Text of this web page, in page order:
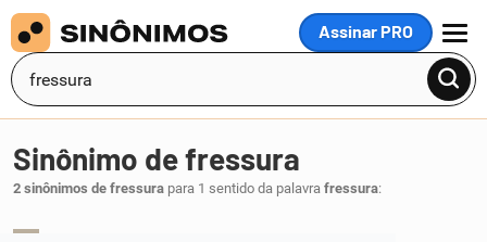
Assinar PRO
MENU
Sinônimo de fressura
2 sinônimos de fressura para 1 sentido da palavra fressura: